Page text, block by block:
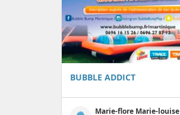
BUBBLE ADDICT
Marie-flore Marie-louise